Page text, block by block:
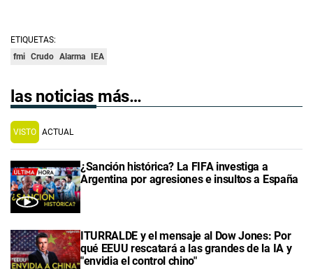
ETIQUETAS:
fmi Crudo Alarma IEA
las noticias más…
VISTO ACTUAL
¿Sanción histórica? La FIFA investiga a
Argentina por agresiones e insultos a España
ITURRALDE y el mensaje al Dow Jones: Por
qué EEUU rescatará a las grandes de la IA y
"envidia el control chino"